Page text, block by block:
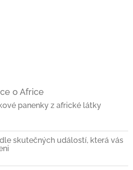
o Africe
panenky z africké látky
skutečných událostí, která vás